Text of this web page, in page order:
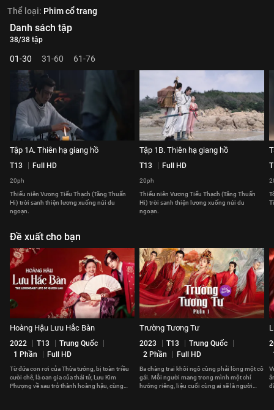
Thể loại: Phim cổ trang
Danh sách tập
38/38 tập
01-30 31-60 61-76
Tập 1A. Thiên hạ giang hồ
T13 Full HD
20ph
Thiếu niên Vương Tiểu Thạch (Tăng Thuấn
Hi) trời sanh thiện lương xuống núi du
ngoạn.
Tập 1B. Thiên hạ giang hồ
T13 Full HD
20ph
Thiếu niên Vương Tiểu Thạch (Tăng Thuấn
Hi) trời sanh thiện lương xuống núi du
ngoạn.
Đề xuất cho bạn
Hoàng Hậu Lưu Hắc Bàn
2022 T13
Trung Quốc
1 Phần
Full HD
Từ đứa con rơi của Thừa tướng, bị toàn triều
cười chê, là oan gia của thái tử, Lưu Kim
Phượng về sau trở thành hoàng hậu, cùng
Trường Tương Tư
2023 T13
Trung Quốc
2 Phần
Full HD
Ba chàng trai khôi ngô cùng phải lòng một cô
gái. Mỗi người mang trong mình một chí
hướng riêng, liệu cuối cùng ai sẽ là người